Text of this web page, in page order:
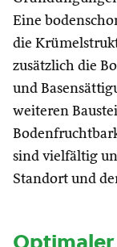
Eine
die
zusätzlich die
und
weiteren
sind vielfältig
Standort und